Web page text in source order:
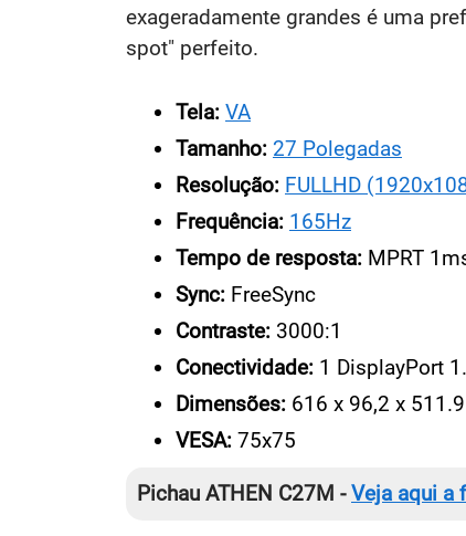
exageradamente grandes é uma
spot" perfeito.
Tela: VA
Tamanho: 27 Polegadas
Resolução: FULLHD
Frequência: 165Hz
Tempo de resposta: MPRT
Sync: FreeSync
Contraste: 3000:1
Conectividade: 1 DisplayPort
Dimensões: 616 x 96,2 x
VESA: 75x75
Pichau ATHEN C27M -Veja aqui a